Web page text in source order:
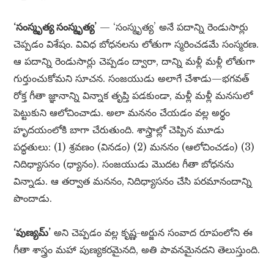
‘సంస్మృత్య సంస్మృత్య’ — ‘సంస్మృత్య’ అనే పదాన్ని రెండుసార్లు
చెప్పడం విశేషం. వివిధ బోధనలను లోతుగా స్మరించడమే సంస్మరణ.
ఆ పదాన్ని రెండుసార్లు చెప్పడం ద్వారా, దాన్ని మళ్లీ మళ్లీ లోతుగా
గుర్తుంచుకోమని సూచన. సంజయుడు అలాగే చేశాడు—భగవత్
రోక్త గీతా జ్ఞానాన్ని విన్నాక తృప్తి పడకుండా, మళ్లీ మళ్లీ మనసులో
పెట్టుకుని ఆలోచించాడు. అలా మననం చేయడం వల్ల అర్థం
హృదయంలోకి బాగా చేరుతుంది. శాస్త్రాల్లో చెప్పిన మూడు
పద్ధతులు: (1) శ్రవణం (వినడం) (2) మననం (ఆలోచించడం) (3)
నిదిధ్యాసనం (ధ్యానం). సంజయుడు మొదట గీతా బోధనను
విన్నాడు. ఆ తర్వాత మననం, నిదిధ్యాసనం చేసి పరమానందాన్ని
పొందాడు.
‘పుణ్యమ్’ అని చెప్పడం వల్ల కృష్ణ-అర్జున సంవాద రూపంలోని ఈ
గీతా శాస్త్రం మహా పుణ్యకరమైనది, అతి పావనమైనదని తెలుస్తుంది.